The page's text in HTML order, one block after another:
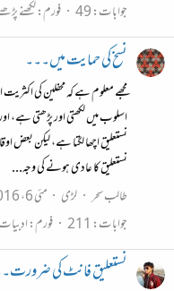
جوابات: 49 فورم:لکھنے
نسخ کی حمایت میں۔۔۔
اسلوب میں لکھتی اور پڑھتی ہے،
نستعلیق اچھا لگتا ہے، لیکن بعض
نستعلیق کا عادی ہونے کی وجہ...
طالب سحر لڑی مئی 6، 2016
جوابات: 211 فورم:
نستعلیق فانٹ کی